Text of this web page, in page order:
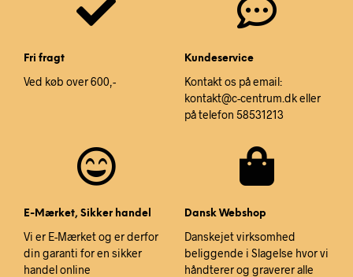
Fri fragt
Ved køb over 600,-
Kundeservice
Kontakt os på email:
kontakt@c-centrum.dk eller
på telefon 58531213
E-Mærket, Sikker handel
Vi er E-Mærket og er derfor
din garanti for en sikker
handel online
Dansk Webshop
Danskejet virksomhed
beliggende i Slagelse hvor vi
håndterer og graverer alle